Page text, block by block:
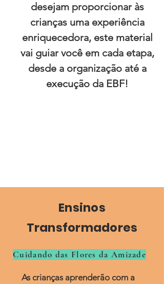
desejam proporcionar às
crianças uma experiência
enriquecedora, este material
vai guiar você em cada etapa,
desde a organização até a
execução da EBF!
Ensinos
Transformadores
Cuidando das Flores da Amizade
As crianças aprenderão com a